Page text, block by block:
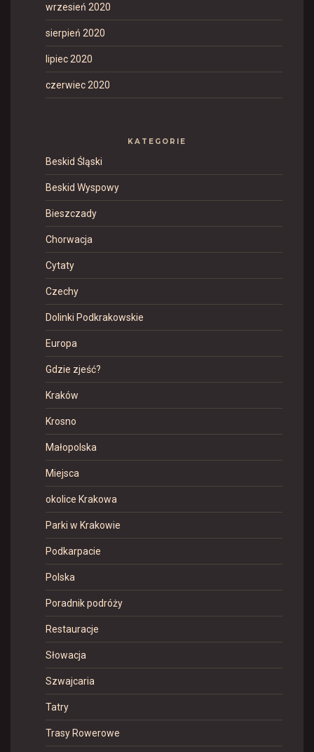
wrzesień 2020
sierpień 2020
lipiec 2020
czerwiec 2020
KATEGORIE
Beskid Śląski
Beskid Wyspowy
Bieszczady
Chorwacja
Cytaty
Czechy
Dolinki Podkrakowskie
Europa
Gdzie zjeść?
Kraków
Krosno
Małopolska
Miejsca
okolice Krakowa
Parki w Krakowie
Podkarpacie
Polska
Poradnik podróży
Restauracje
Słowacja
Szwajcaria
Tatry
Trasy Rowerowe